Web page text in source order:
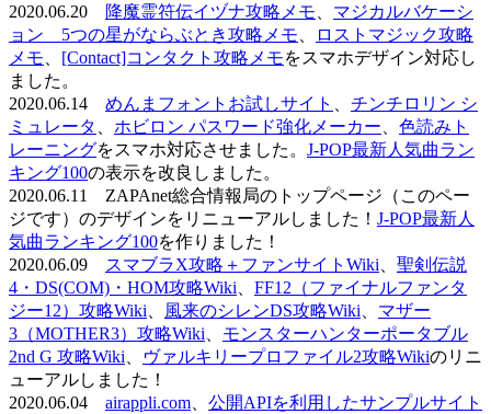
2020.06.20
降魔霊符伝イヅナ攻略メモ
マジカルバケーシ
ョン 5つの星がならぶとき攻略メモ
ロストマジック攻略
メモ
[Contact]コンタクト攻略メモをスマホデザイン対応し
ました。
2020.06.14 めんまフォントお試しサイト
チンチロリン シ
ミュレータ
ホビロン パスワード強化メーカー
色読みト
レーニングをスマホ対応させました。 J-POP最新人気曲ラン
キング100の表示を改良しました。
2020.06.11 ZAPAnet総合情報局のトップページ（このペー
ジです）のデザインをリニューアルしました！ J-POP最新人
気曲ランキング100を作りました！
2020.06.09
スマブラX攻略＋ファンサイトWiki
聖剣伝説
4・DS(COM)・HOM攻略Wiki
FF12（ファイナルファンタ
ジー12）攻略Wiki
風来のシレンDS攻略Wiki
マザー
3（MOTHER3）攻略Wiki
モンスターハンターポータブル
2nd G 攻略Wiki
ヴァルキリープロファイル2攻略Wikiのリニ
ューアルしました！
2020.06.04 airappli.com
公開APIを利用したサンプルサイト